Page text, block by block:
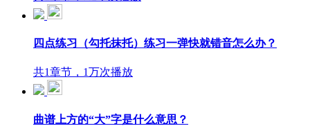
四点练习（勾托抹托）练习一弹快就错音怎么办？
共1章节，1万次播放
曲谱上方的“大”字是什么意思？